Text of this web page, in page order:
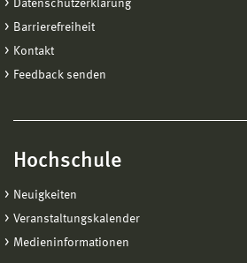
Datenschutzerklärung
Barrierefreiheit
Kontakt
Feedback senden
Hochschule
Neuigkeiten
Veranstaltungskalender
Medieninformationen